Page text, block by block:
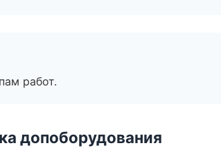
работ.
допоборудования